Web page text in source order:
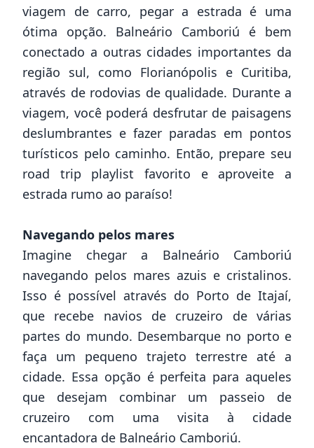
viagem de carro, pegar a estrada é uma
ótima opção. Balneário Camboriú é bem
conectado a outras cidades importantes da
região sul, como Florianópolis e Curitiba,
através de rodovias de qualidade. Durante a
viagem, você poderá desfrutar de paisagens
deslumbrantes e fazer paradas em pontos
turísticos pelo caminho. Então, prepare seu
road trip playlist favorito e aproveite a
estrada rumo ao paraíso!
Navegando pelos mares
Imagine chegar a Balneário Camboriú
navegando pelos mares azuis e cristalinos.
Isso é possível através do Porto de Itajaí,
que recebe navios de cruzeiro de várias
partes do mundo. Desembarque no porto e
faça um pequeno trajeto terrestre até a
cidade. Essa opção é perfeita para aqueles
que desejam combinar um passeio de
cruzeiro com uma visita à cidade
encantadora de Balneário Camboriú.